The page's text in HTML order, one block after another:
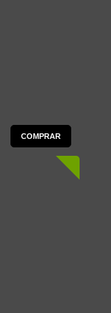
COMPRAR